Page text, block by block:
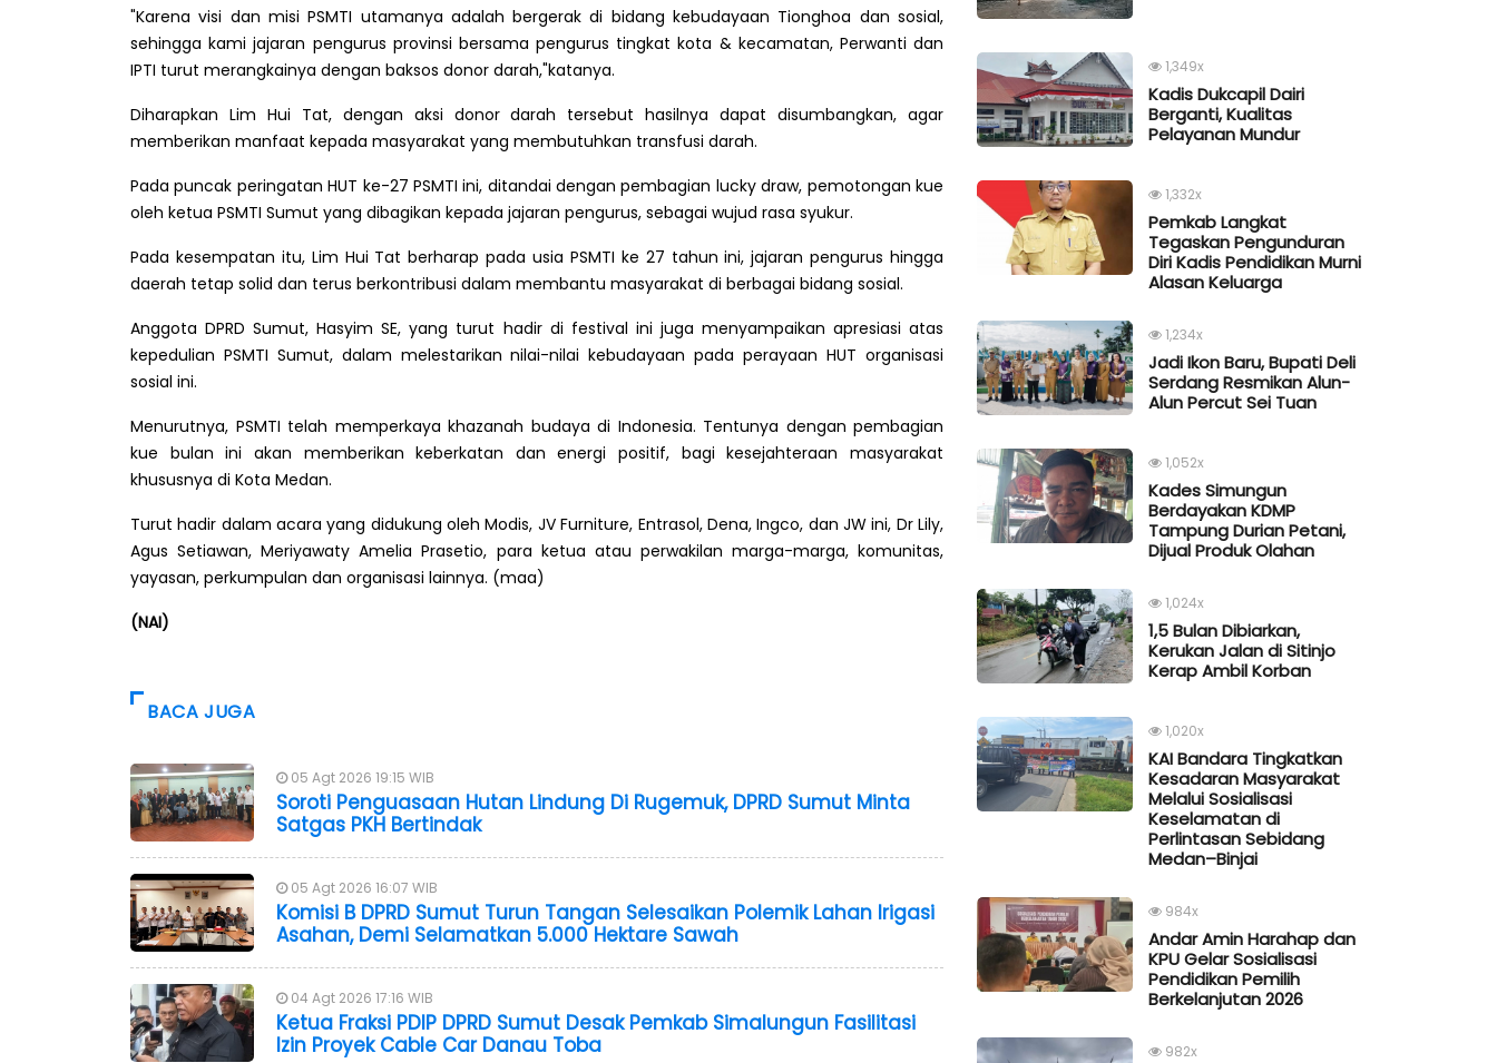
"Karena visi dan misi PSMTI utamanya adalah bergerak di bidang kebudayaan Tionghoa dan sosial,
sehingga kami jajaran pengurus provinsi bersama pengurus tingkat kota & kecamatan, Perwanti dan
IPTI turut merangkainya dengan baksos donor darah,"katanya.
Diharapkan Lim Hui Tat, dengan aksi donor darah tersebut hasilnya dapat disumbangkan, agar
memberikan manfaat kepada masyarakat yang membutuhkan transfusi darah.
Pada puncak peringatan HUT ke-27 PSMTI ini, ditandai dengan pembagian lucky draw, pemotongan kue
oleh ketua PSMTI Sumut yang dibagikan kepada jajaran pengurus, sebagai wujud rasa syukur.
Pada kesempatan itu, Lim Hui Tat berharap pada usia PSMTI ke 27 tahun ini, jajaran pengurus hingga
daerah tetap solid dan terus berkontribusi dalam membantu masyarakat di berbagai bidang sosial.
Anggota DPRD Sumut, Hasyim SE, yang turut hadir di festival ini juga menyampaikan apresiasi atas
kepedulian PSMTI Sumut, dalam melestarikan nilai-nilai kebudayaan pada perayaan HUT organisasi
sosial ini.
Menurutnya, PSMTI telah memperkaya khazanah budaya di Indonesia. Tentunya dengan pembagian
kue bulan ini akan memberikan keberkatan dan energi positif, bagi kesejahteraan masyarakat
khususnya di Kota Medan.
Turut hadir dalam acara yang didukung oleh Modis, JV Furniture, Entrasol, Dena, Ingco, dan JW ini, Dr Lily,
Agus Setiawan, Meriyawaty Amelia Prasetio, para ketua atau perwakilan marga-marga, komunitas,
yayasan, perkumpulan dan organisasi lainnya. (maa)
(NAI)
BACA JUGA
05 Agt 2026 19:15 WIB
Soroti Penguasaan Hutan Lindung Di Rugemuk, DPRD Sumut Minta
Satgas PKH Bertindak
05 Agt 2026 16:07 WIB
Komisi B DPRD Sumut Turun Tangan Selesaikan Polemik Lahan Irigasi
Asahan, Demi Selamatkan 5.000 Hektare Sawah
04 Agt 2026 17:16 WIB
Ketua Fraksi PDIP DPRD Sumut Desak Pemkab Simalungun Fasilitasi
Izin Proyek Cable Car Danau Toba
1,349x
Kadis Dukcapil Dairi
Berganti, Kualitas
Pelayanan Mundur
1,332x
Pemkab Langkat
Tegaskan Pengunduran
Diri Kadis Pendidikan Murni
Alasan Keluarga
1,234x
Jadi Ikon Baru, Bupati Deli
Serdang Resmikan Alun-
Alun Percut Sei Tuan
1,052x
Kades Simungun
Berdayakan KDMP
Tampung Durian Petani,
Dijual Produk Olahan
1,024x
1,5 Bulan Dibiarkan,
Kerukan Jalan di Sitinjo
Kerap Ambil Korban
1,020x
KAI Bandara Tingkatkan
Kesadaran Masyarakat
Melalui Sosialisasi
Keselamatan di
Perlintasan Sebidang
Medan–Binjai
984x
Andar Amin Harahap dan
KPU Gelar Sosialisasi
Pendidikan Pemilih
Berkelanjutan 2026
982x